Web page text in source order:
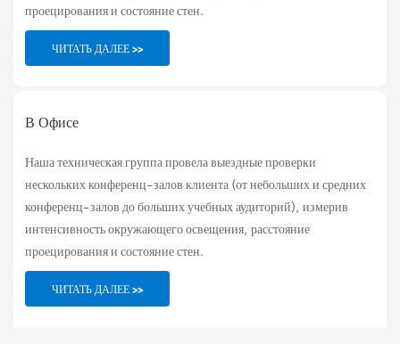
проецирования и состояние стен.
ЧИТАТЬ ДАЛЕЕ >>
В Офисе
Наша техническая группа провела выездные проверки
нескольких конференц-залов клиента (от небольших и средних
конференц-залов до больших учебных аудиторий), измерив
интенсивность окружающего освещения, расстояние
проецирования и состояние стен.
ЧИТАТЬ ДАЛЕЕ >>